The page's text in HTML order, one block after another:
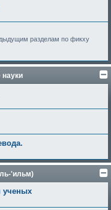
разделам по фикху
науки
'ильм)
ученых